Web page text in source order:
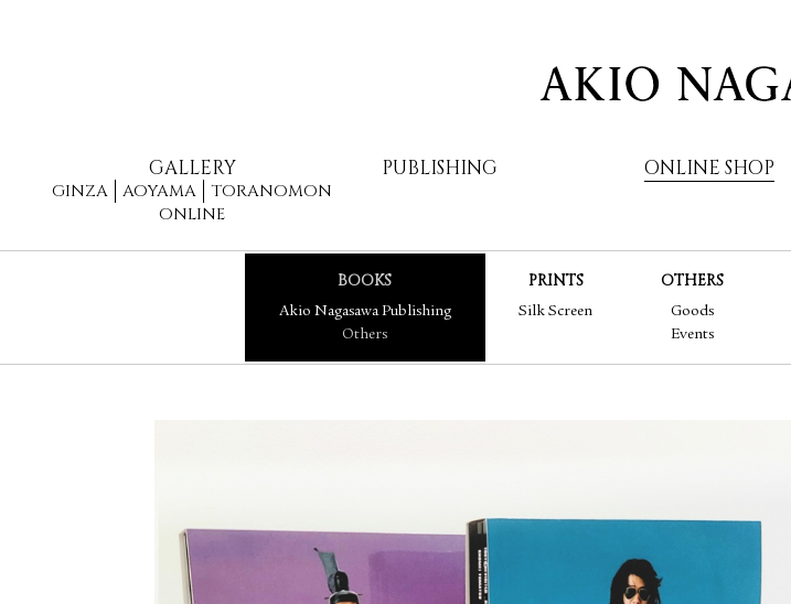
AKIO NAGASAWA
GALLERY
GINZA AOYAMA
TORANOMON
ONLINE
PUBLISHING ONLINE SHOP
BOOKS
Akio Nagasawa Publishing
Others
PRINTS
Silk Screen
OTHERS
Goods
Events